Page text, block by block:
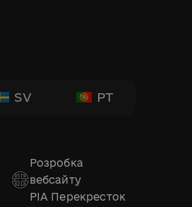
SV PT
Розробка
вебсайту
РІА Перекресток